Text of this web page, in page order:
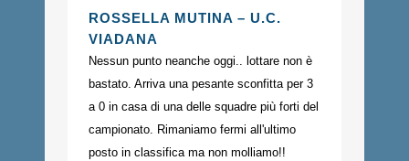
ROSSELLA MUTINA – U.C.
VIADANA
Nessun punto neanche oggi.. lottare non è
bastato. Arriva una pesante sconfitta per 3
a 0 in casa di una delle squadre più forti del
campionato. Rimaniamo fermi all'ultimo
posto in classifica ma non molliamo!!